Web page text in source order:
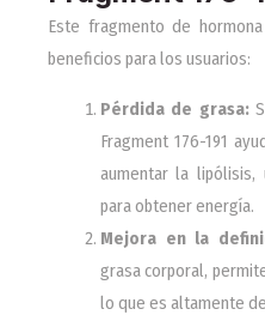
Este fragmento de
beneficios para los usuarios:
Pérdida de grasa:
Fragment 176-191
aumentar la lipólisis,
para obtener energía.
Mejora en la
grasa corporal,
lo que es altamente